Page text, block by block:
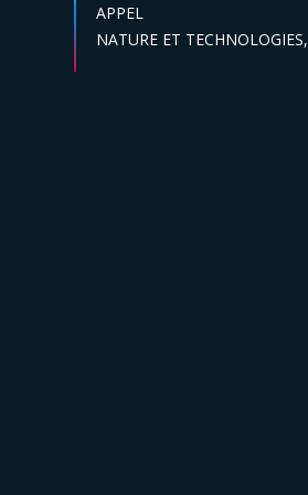
Catégories :
APPEL
Secteur :
NATURE ET TECHNOLOGIES,